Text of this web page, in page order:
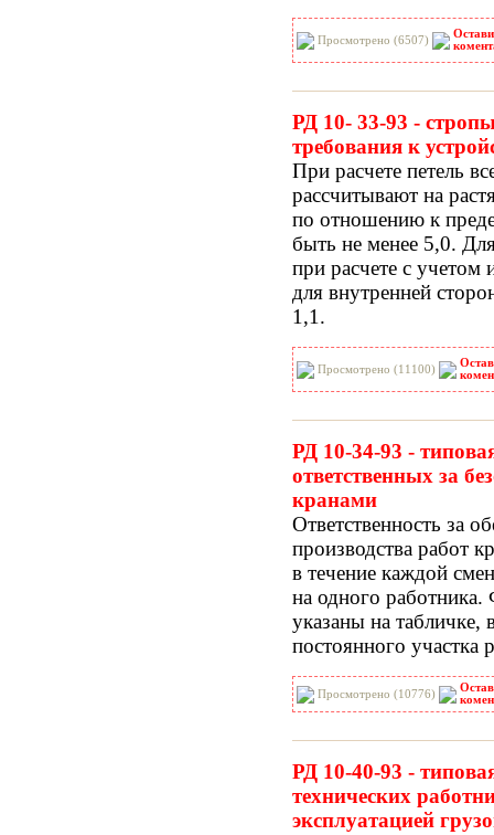
Просмотрено (6507)
РД 10- 33-93 -
требования к
При расчете петель
рассчитывают на
по отношению к
быть не менее 5,0.
при расчете с учетом
для внутренней
1,1.
Просмотрено (11100)
РД 10-34-93 -
ответственных за
кранами
Ответственность за
производства работ
в течение каждой
на одного
указаны на
постоянного участка
Просмотрено (10776)
РД 10-40-93 -
технических
эксплуатацией